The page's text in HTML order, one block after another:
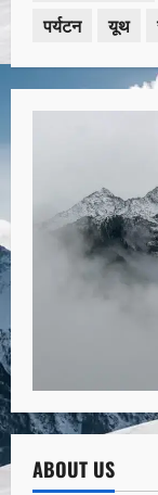
पर्यटन
यूथ
ABOUT US